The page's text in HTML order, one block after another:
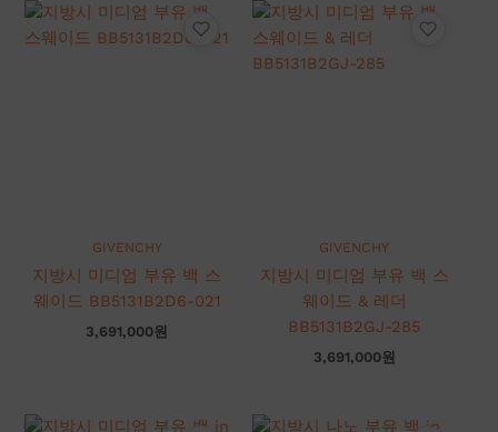
GIVENCHY
지방시 미디엄 부유 백 스
웨이드 BB5131B2D6-021
3,691,000원
GIVENCHY
지방시 미디엄 부유 백 스
웨이드 & 레더
BB5131B2GJ-285
3,691,000원